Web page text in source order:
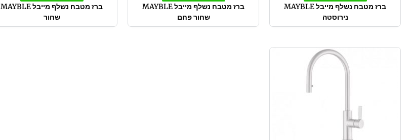
ברז מטבח נשלף מייבל MAYBLE
נירוסטה
ברז מטבח נשלף מייבל MAYBLE
שחור פחם
ברז מטבח נשלף מייבל MAYBLE
שחור